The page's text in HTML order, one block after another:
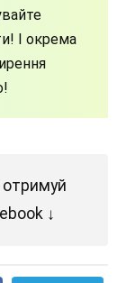
І окрема
отримуй
↓